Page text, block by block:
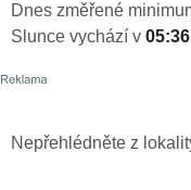
Dnes změřené
Slunce vychází v 05:36
Nepřehlédněte z